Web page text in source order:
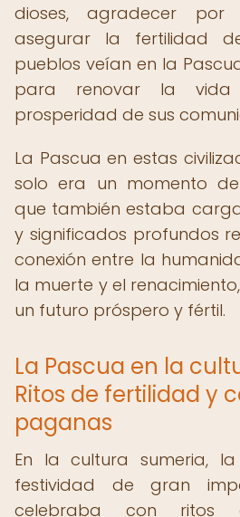
dioses, agradecer
asegurar la fertilidad
pueblos veían en la
para renovar la
prosperidad de sus
La Pascua en estas
solo era un momento
que también estaba
y significados profundos
conexión entre la
la muerte y el
un futuro próspero y fértil.
La Pascua en la
Ritos de fertilidad y
paganas
En la cultura sumeria,
festividad de gran
celebraba con ritos